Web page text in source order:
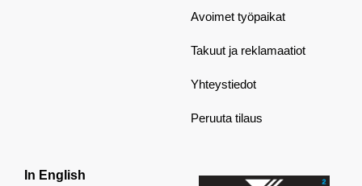
Avoimet työpaikat
Takuut ja reklamaatiot
Yhteystiedot
Peruuta tilaus
In English